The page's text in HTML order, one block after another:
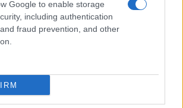
Google to enable storage
including authentication
fraud prevention, and other
operaciones en Nigeria:
con Abu Dhabi